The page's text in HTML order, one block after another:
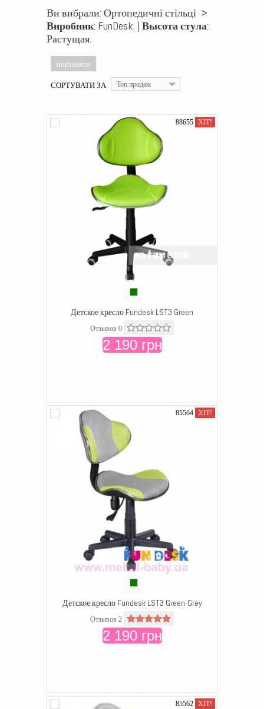
Ви вибрали: Ортопедичні стільці >
Виробник: FunDesk. | Высота стула:
Растущая.
СОРТУВАТИ ЗА Топ продаж
88655 ХІТ!
Детское кресло Fundesk LST3 Green
Отзывов 0
2 190 грн
85564 ХІТ!
Детское кресло Fundesk LST3 Green-Grey
Отзывов 2
2 190 грн
85562 ХІТ!